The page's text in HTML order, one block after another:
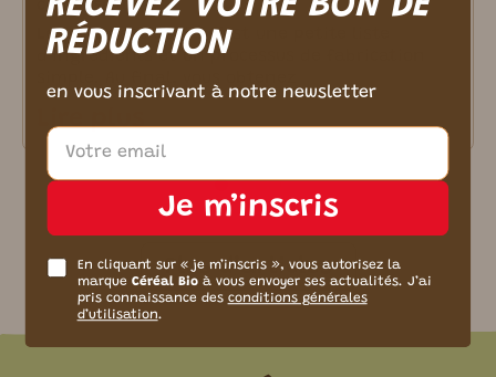
composition ?
Le tofu, c’est quoi ? C’est une petite liste
d’ingrédients et un processus de fabrication
Lire plus
Plus d’articles
RÉDUCTION
en vous inscrivant à notre newsletter
Je m’inscris
En cliquant sur « je m’inscris », vous autorisez la
marque Céréal Bioà vous envoyer ses actualités. J’ai
pris connaissance des conditions générales
d’utilisation.